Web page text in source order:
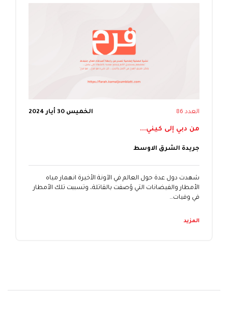
العدد 86 الخميس 30 أيار 2024
من دبي إلى كيني...
جريدة الشرق الاوسط
شهدت دول عدة حول العالم في الآونة الأخيرة انهمار مياه
الأمطار والفيضانات التي وُصفت بالقاتلة، وتسببت تلك الأمطار
في وفيات…
المزيد